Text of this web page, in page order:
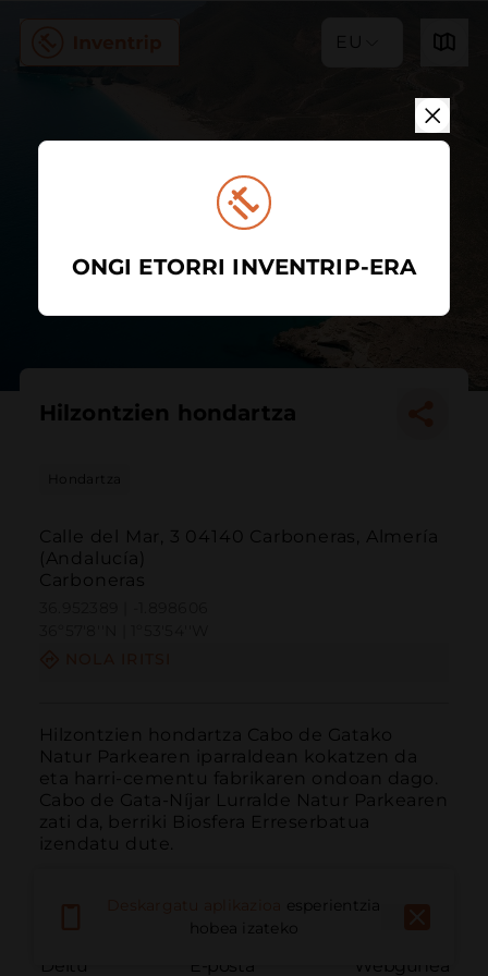
EU
Hilzontzien hondartza
Hondartza
Calle del Mar, 3 04140 Carboneras, Almería
(Andalucía)
Carboneras
Hilzontzien hondartza Cabo de Gatako
Natur Parkearen iparraldean kokatzen da
eta harri-cementu fabrikaren ondoan dago.
Cabo de Gata-Níjar Lurralde Natur Parkearen
zati da, berriki Biosfera Erreserbatua
izendatu dute.
Deitu E-posta Webgunea
esperientzia
hobea izateko
ONGI ETORRI INVENTRIP-ERA